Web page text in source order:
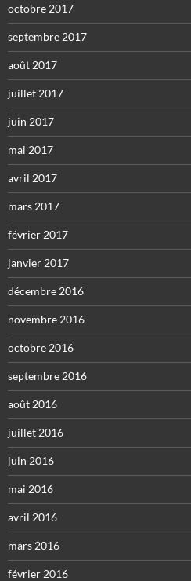
octobre 2017
septembre 2017
août 2017
juillet 2017
juin 2017
mai 2017
avril 2017
mars 2017
février 2017
janvier 2017
décembre 2016
novembre 2016
octobre 2016
septembre 2016
août 2016
juillet 2016
juin 2016
mai 2016
avril 2016
mars 2016
février 2016